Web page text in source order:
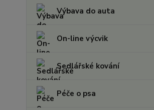
Výbava do auta
On-line výcvik
Sedlářské kování
Péče o psa